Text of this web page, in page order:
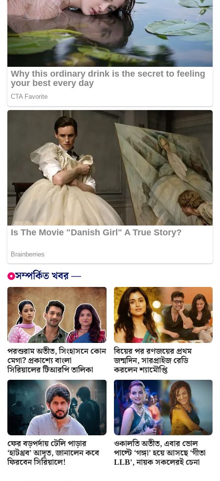
সম্পর্কিত খবর —
পরশুরাম অতীত, সিংহাসনে কোন
মেগা? প্রকাশ্যে বাংলা
সিরিয়ালের টিআরপি তালিকা
বিয়ের পর রণজয়ের প্রথম
জন্মদিন, সারপ্রাইজ রেডি
করলেন শ্যামৌপ্তি
ফের বড়পর্দায় টেলি পাড়ার
‘হাটথ্রব’ আদৃত, জানালেন কবে
ফিরবেন সিরিয়ালে!
ওকালতি অতীত, এবার ভোল
পাল্টে ‘গঙ্গা’ হয়ে আসছে ‘গীতা
LLB’, নায়ক সকলেরই চেনা